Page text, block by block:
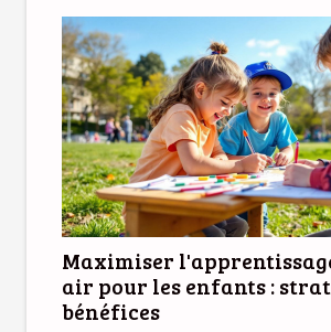
Maximiser
air pour les enfants :
bénéfices